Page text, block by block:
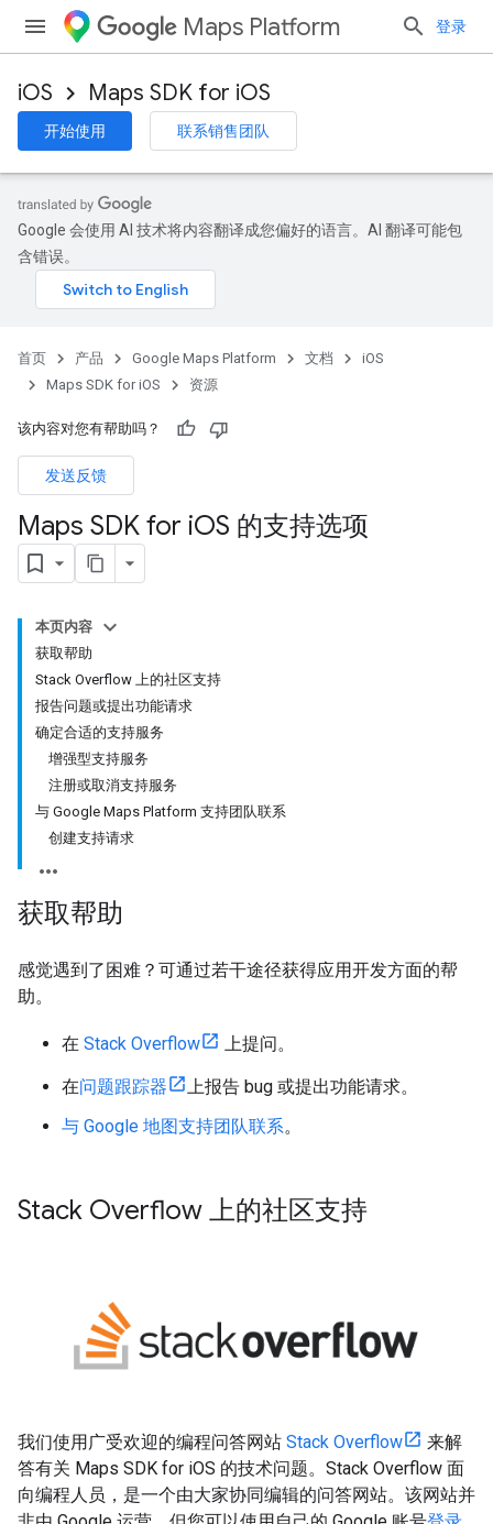
Maps Platform 登录
iOS Maps SDK for iOS
开始使用 联系销售团队
Google 会使用 AI 技术将内容翻译成您偏好的语言。AI 翻译可能包
含错误。
首页 产品 Google Maps Platform 文档
iOS
Maps SDK for iOS
资源
该内容对您有帮助吗？
发送反馈
Maps SDK for iOS 的支持选项
本页内容
获取帮助
Stack Overflow 上的社区支持
报告问题或提出功能请求
确定合适的支持服务
增强型支持服务
注册或取消支持服务
与 Google Maps Platform 支持团队联系
创建支持请求
获取帮助
感觉遇到了困难？可通过若干途径获得应用开发方面的帮
助。
在 Stack Overflow 上提问。
在问题跟踪器
上报告 bug 或提出功能请求。
与 Google 地图支持团队联系。
Stack Overflow 上的社区支持
我们使用广受欢迎的编程问答网站 Stack Overflow
来解
答有关 Maps SDK for iOS 的技术问题。Stack Overflow 面
向编程人员，是一个由大家协同编辑的问答网站。该网站并